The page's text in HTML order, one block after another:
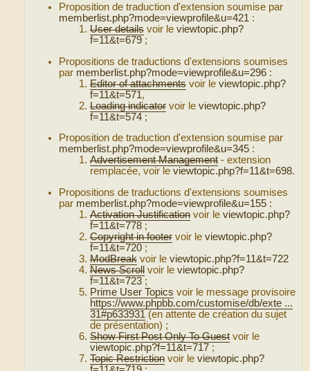
Proposition de traduction d'extension soumise par
memberlist.php?mode=viewprofile&u=421 :
User detailsvoir le viewtopic.php?
f=11&t=679;
Propositions de traductions d'extensions soumises
par memberlist.php?mode=viewprofile&u=296 :
Editor of attachmentsvoir le viewtopic.php?
f=11&t=571,
Loading indicatorvoir le viewtopic.php?
f=11&t=574;
Proposition de traduction d'extension soumise par
memberlist.php?mode=viewprofile&u=345 :
Advertisement Management- extension
remplacée, voir le viewtopic.php?f=11&t=698.
Propositions de traductions d'extensions soumises
par memberlist.php?mode=viewprofile&u=155 :
Activation Justificationvoir le viewtopic.php?
f=11&t=778;
Copyright in footervoir le viewtopic.php?
f=11&t=720;
ModBreakvoir le viewtopic.php?f=11&t=722
News Scrollvoir le viewtopic.php?
f=11&t=723;
Prime User Topics voir le message provisoire
https://www.phpbb.com/customise/db/exte ...
31#p633931(en attente de création du sujet
de présentation) ;
Show First Post Only To Guestvoir le
viewtopic.php?f=11&t=717;
Topic Restrictionvoir le viewtopic.php?